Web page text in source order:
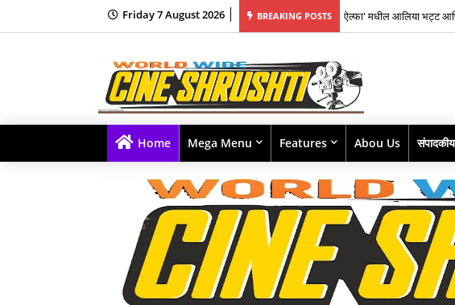
Friday 7 August 2026 BREAKING POSTS
यश राज फिल्म्सकडून भारतातील
Home Mega Menu Features Abou Us संपादकीय